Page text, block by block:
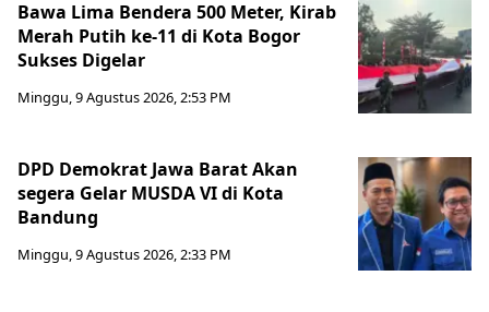
Bawa Lima Bendera 500 Meter, Kirab
Merah Putih ke-11 di Kota Bogor
Sukses Digelar
Minggu, 9 Agustus 2026, 2:53 PM
DPD Demokrat Jawa Barat Akan
segera Gelar MUSDA VI di Kota
Bandung
Minggu, 9 Agustus 2026, 2:33 PM